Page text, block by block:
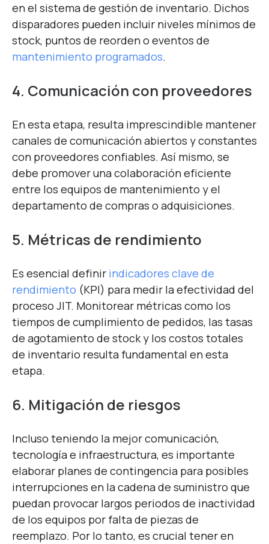
en el sistema de gestión de inventario. Dichos
disparadores pueden incluir niveles mínimos de
stock, puntos de reorden o eventos de
mantenimiento programados.
4. Comunicación con proveedores
En esta etapa, resulta imprescindible mantener
canales de comunicación abiertos y constantes
con proveedores confiables. Así mismo, se
debe promover una colaboración eficiente
entre los equipos de mantenimiento y el
departamento de compras o adquisiciones.
5. Métricas de rendimiento
Es esencial definir indicadores clave de
rendimiento (KPI) para medir la efectividad del
proceso JIT. Monitorear métricas como los
tiempos de cumplimiento de pedidos, las tasas
de agotamiento de stock y los costos totales
de inventario resulta fundamental en esta
etapa.
6. Mitigación de riesgos
Incluso teniendo la mejor comunicación,
tecnología e infraestructura, es importante
elaborar planes de contingencia para posibles
interrupciones en la cadena de suministro que
puedan provocar largos periodos de inactividad
de los equipos por falta de piezas de
reemplazo. Por lo tanto, es crucial tener en